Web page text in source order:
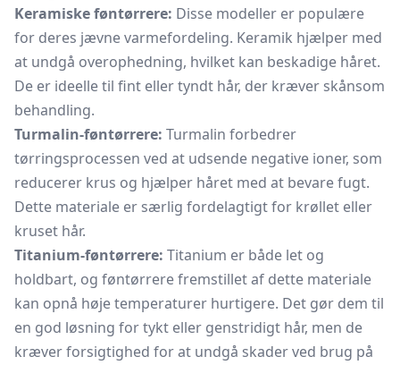
Keramiske føntørrere: Disse modeller er populære
for deres jævne varmefordeling. Keramik hjælper med
at undgå overophedning, hvilket kan beskadige håret.
De er ideelle til fint eller tyndt hår, der kræver skånsom
behandling.
Turmalin-føntørrere: Turmalin forbedrer
tørringsprocessen ved at udsende negative ioner, som
reducerer krus og hjælper håret med at bevare fugt.
Dette materiale er særlig fordelagtigt for krøllet eller
kruset hår.
Titanium-føntørrere: Titanium er både let og
holdbart, og føntørrere fremstillet af dette materiale
kan opnå høje temperaturer hurtigere. Det gør dem til
en god løsning for tykt eller genstridigt hår, men de
kræver forsigtighed for at undgå skader ved brug på